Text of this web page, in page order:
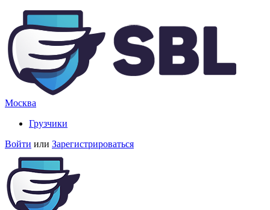
Москва
Грузчики
Войти или Зарегистрироваться